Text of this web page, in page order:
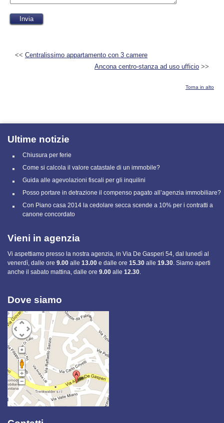
<< Centralissimo appartamento con 3 camere
Ancona centro-stanza ad uso ufficio >>
Torna in alto
Ultime notizie
Chiusura per ferie
Come si calcola il valore catastale di un immobile?
Guida alle agevolazioni fiscali per gli inquilini
Posso portare in detrazione il compenso pagato all’agenzia immobiliare?
Con Piano casa 2014 la cedolare secca scende a 10% per i contratti a
canone concordato
Vieni in agenzia
Vi aspettiamo presso la nostra agenzia, in Via De Gasperi 54, dal lunedì al
venerdì, dalle ore 9.00 alle 13.00 e dalle ore 15.30 alle 19.30. Siamo aperti
anche il sabato mattina, dalle ore 9.00 alle 12.30.
Dove siamo